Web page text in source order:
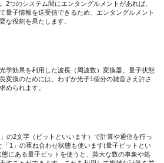
表される新しい計算機の出現に対して
れまで開発してきた単一光子の波長変
える影響（本研究成果の意義）
2つのシステム間にエンタングルメントがあれば、
量子情報を送受信できるため、エンタングルメント
な役割を果たします。
学効果を利用した波長（周波数）変換器。量子状態
変換のためには、わずか光子1個分の雑音さえ許さ
められます。
の2文字（ビットといいます）で計算や通信を行っ
1」の重ね合わせ状態も使います(量子ビットとい
にある量子ビットを使うと、莫大な数の事象や処